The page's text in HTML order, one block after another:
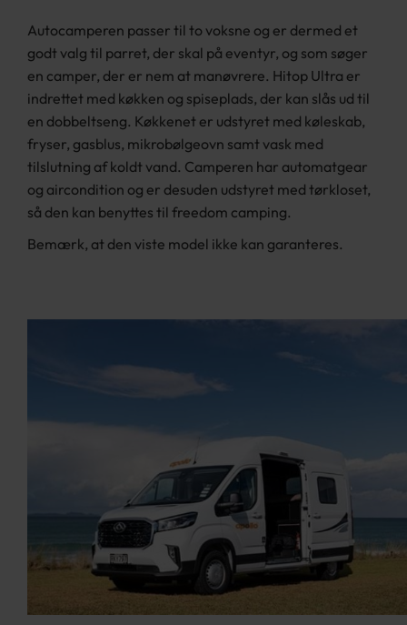
Autocamperen passer til to voksne og er dermed et
godt valg til parret, der skal på eventyr, og som søger
en camper, der er nem at manøvrere. Hitop Ultra er
indrettet med køkken og spiseplads, der kan slås ud til
en dobbeltseng. Køkkenet er udstyret med køleskab,
fryser, gasblus, mikrobølgeovn samt vask med
tilslutning af koldt vand. Camperen har automatgear
og aircondition og er desuden udstyret med tørkloset,
så den kan benyttes til freedom camping.
Bemærk, at den viste model ikke kan garanteres.